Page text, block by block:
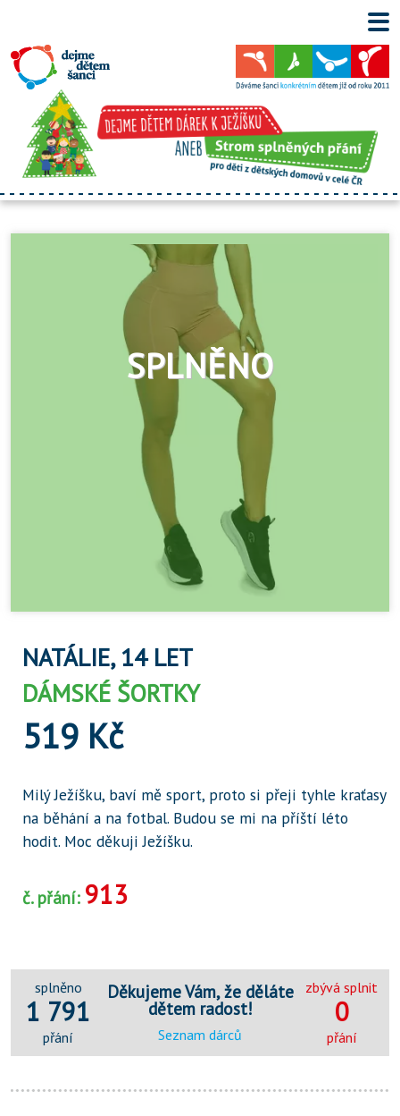
NATÁLIE, 14 LET
DÁMSKÉ ŠORTKY
519 Kč
Milý Ježíšku, baví mě sport, proto si přeji tyhle kraťasy
na běhání a na fotbal. Budou se mi na příští léto
hodit. Moc děkuji Ježíšku.
č. přání: 913
splněno
1 791
přání
Děkujeme Vám, že děláte
dětem radost!
Seznam dárců
zbývá splnit
0
přání